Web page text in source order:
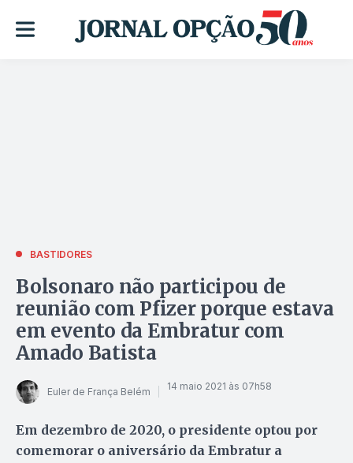
BASTIDORES
Bolsonaro não participou de
reunião com Pfizer porque estava
em evento da Embratur com
Amado Batista
Euler de França Belém 14 maio 2021 às 07h58
Em dezembro de 2020, o presidente optou por
comemorar o aniversário da Embratur a